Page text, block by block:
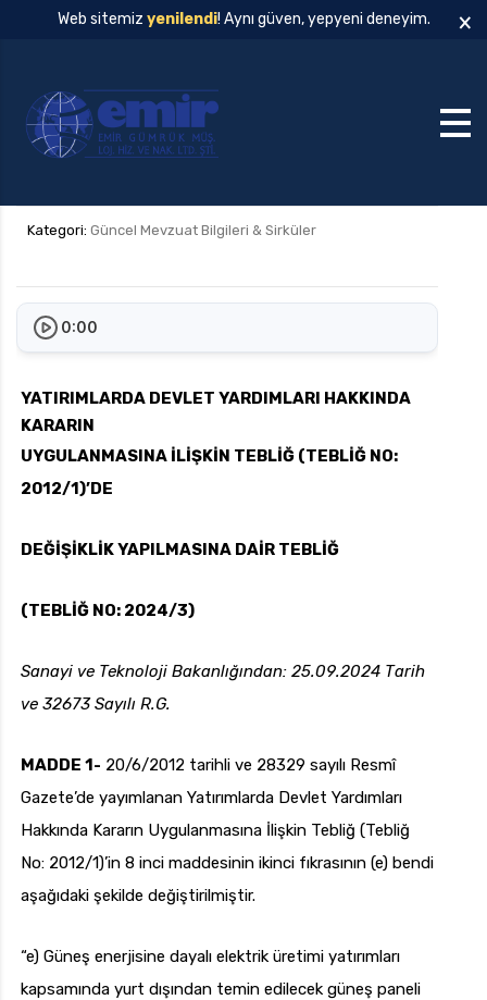
Web sitemiz yenilendi! Aynı güven, yepyeni deneyim. ×
Kategori: Güncel Mevzuat Bilgileri & Sirküler
0:00
YATIRIMLARDA DEVLET YARDIMLARI HAKKINDA
KARARIN
UYGULANMASINA İLİŞKİN TEBLİĞ (TEBLİĞ NO:
2012/1)’DE
DEĞİŞİKLİK YAPILMASINA DAİR TEBLİĞ
(TEBLİĞ NO: 2024/3)
Sanayi ve Teknoloji Bakanlığından: 25.09.2024 Tarih
ve 32673 Sayılı R.G.
MADDE 1- 20/6/2012 tarihli ve 28329 sayılı Resmî
Gazete’de yayımlanan Yatırımlarda Devlet Yardımları
Hakkında Kararın Uygulanmasına İlişkin Tebliğ (Tebliğ
No: 2012/1)’in 8 inci maddesinin ikinci fıkrasının (e) bendi
aşağıdaki şekilde değiştirilmiştir.
“e) Güneş enerjisine dayalı elektrik üretimi yatırımları
kapsamında yurt dışından temin edilecek güneş paneli